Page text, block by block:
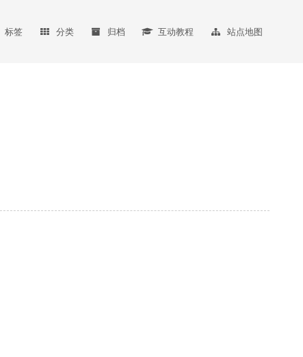
标签 分类 归档 互动教程 站点地图